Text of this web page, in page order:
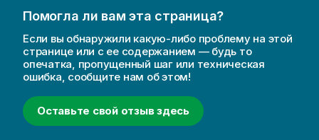
Помогла ли вам эта страница?
Если вы обнаружили какую-либо проблему на этой
странице или с ее содержанием — будь то
опечатка, пропущенный шаг или техническая
ошибка, сообщите нам об этом!
Оставьте свой отзыв здесь